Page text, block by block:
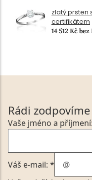
zlatý prsten
certifikátem
14 512 Kč bez
Rádi
Vaše jméno a
Váš e-mail: *